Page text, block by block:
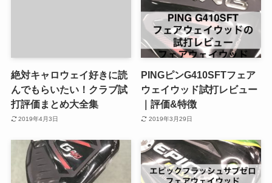
絶対キャロウェイ好きに読
んでもらいたい！クラブ試
打評価まとめ大全集
2019年4月3日
PINGピンG410SFTフェア
ウェイウッド試打レビュー
｜評価&特徴
2019年3月29日